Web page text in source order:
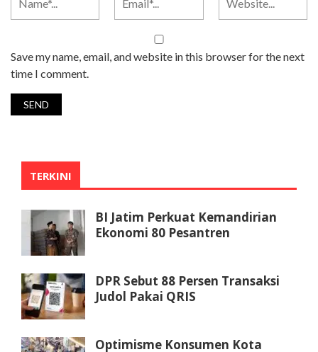
Save my name, email, and website in this browser for the next
time I comment.
TERKINI
BI Jatim Perkuat Kemandirian
Ekonomi 80 Pesantren
DPR Sebut 88 Persen Transaksi
Judol Pakai QRIS
Optimisme Konsumen Kota